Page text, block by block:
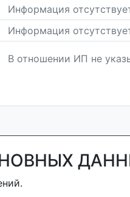
Информация
Информация
В отношении ИП не